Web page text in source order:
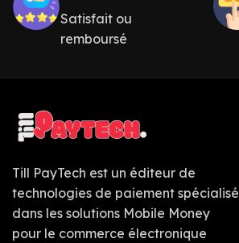
Satisfait ou
remboursé
Till PayTech est un éditeur de
technologies de paiement spécialisé
dans les solutions Mobile Money
pour le commerce électronique